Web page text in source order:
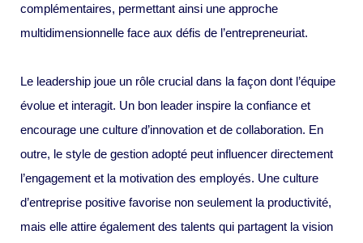
complémentaires, permettant ainsi une approche
multidimensionnelle face aux défis de l’entrepreneuriat.
Le leadership joue un rôle crucial dans la façon dont l’équipe
évolue et interagit. Un bon leader inspire la confiance et
encourage une culture d’innovation et de collaboration. En
outre, le style de gestion adopté peut influencer directement
l’engagement et la motivation des employés. Une culture
d’entreprise positive favorise non seulement la productivité,
mais elle attire également des talents qui partagent la vision